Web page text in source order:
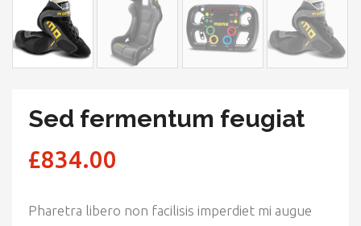
Sed fermentum feugiat
£834.00
Pharetra libero non facilisis imperdiet mi augue